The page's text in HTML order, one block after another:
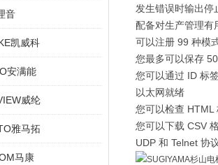
音
凯威科
安满能
威纶
雅马拓
马康
发生错误时输出停
配备对生产管理有
可以注册 99 种模
您最多可以保存
您可以通过 ID 标
以太网就绪
您可以检查 HTML
您可以下载 CSV
UDP 和 Telnet 协